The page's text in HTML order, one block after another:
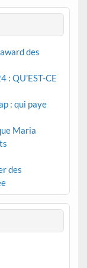
des
: QU’EST-CE
: qui paye
Maria
des